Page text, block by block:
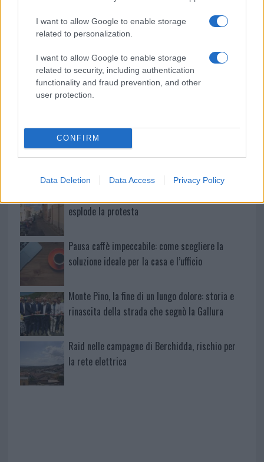
I want to allow Google to enable storage
related to personalization.
I want to allow Google to enable storage
related to security, including authentication
functionality and fraud prevention, and other
user protection.
CONFIRM
Data Deletion Data Access Privacy Policy
k p
Gallura
Michelle Hunziker in Gallura, bella anche dal
Calangianus, dopo le polemiche il centro
accoglienza minori chiude
esplode la protesta
Pausa caffè impeccabile: come scegliere la
soluzione ideale per la casa e l’ufficio
Monte Pino, la fine di un lungo dolore: storia e
rinascita della strada che segnò la Gallura
Raid nelle campagne di Berchidda, rischio per
la rete elettrica